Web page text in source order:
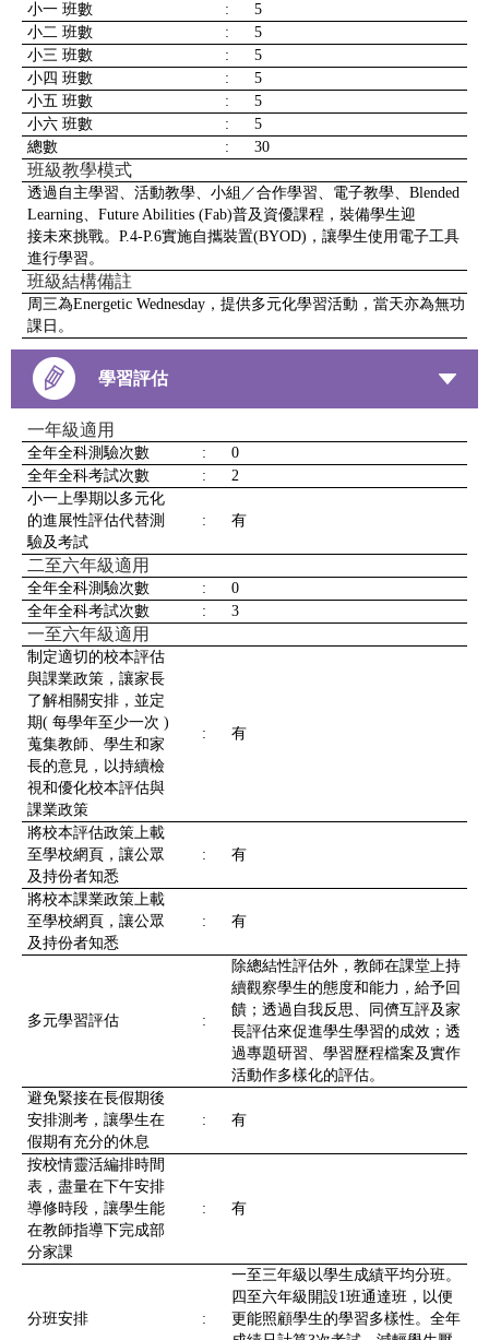
小一 班數 :
5
小二 班數
:
5
小三 班數
:
5
小四 班數
:
5
小五 班數
:
5
小六 班數
:
5
總數
: 30
班級教學模式
透過自主學習、活動教學、小組／合作學習、電子教學、Blended
Learning、Future Abilities (Fab)普及資優課程，裝備學生迎
接未來挑戰。P.4-P.6實施自攜裝置(BYOD)，讓學生使用電子工具
進行學習。
班級結構備註
周三為Energetic Wednesday，提供多元化學習活動，當天亦為無功
課日。
學習評估
一年級適用
全年全科測驗次數 :
0
全年全科考試次數
:
2
小一上學期以多元化
的進展性評估代替測
驗及考試
: 有
二至六年級適用
全年全科測驗次數 :
0
全年全科考試次數
: 3
一至六年級適用
制定適切的校本評估
與課業政策，讓家長
了解相關安排，並定
期( 每學年至少一次 )
蒐集教師、學生和家
長的意見，以持續檢
視和優化校本評估與
課業政策
: 有
將校本評估政策上載
至學校網頁，讓公眾
及持份者知悉
: 有
將校本課業政策上載
至學校網頁，讓公眾
及持份者知悉
: 有
多元學習評估 :
除總結性評估外，教師在課堂上持
續觀察學生的態度和能力，給予回
饋；透過自我反思、同儕互評及家
長評估來促進學生學習的成效；透
過專題研習、學習歷程檔案及實作
活動作多樣化的評估。
避免緊接在長假期後
安排測考，讓學生在
假期有充分的休息
: 有
按校情靈活編排時間
表，盡量在下午安排
導修時段，讓學生能
在教師指導下完成部
分家課
: 有
分班安排 :
一至三年級以學生成績平均分班。
四至六年級開設1班通達班，以便
更能照顧學生的學習多樣性。全年